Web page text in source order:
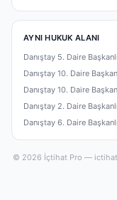
AYNI HUKUK ALANI
Danıştay 5. Daire
Danıştay 10. Daire
Danıştay 10. Daire
Danıştay 2. Daire
Danıştay 6. Daire
© 2026 İçtihat Pro —